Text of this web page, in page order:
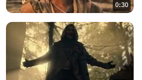
0:30